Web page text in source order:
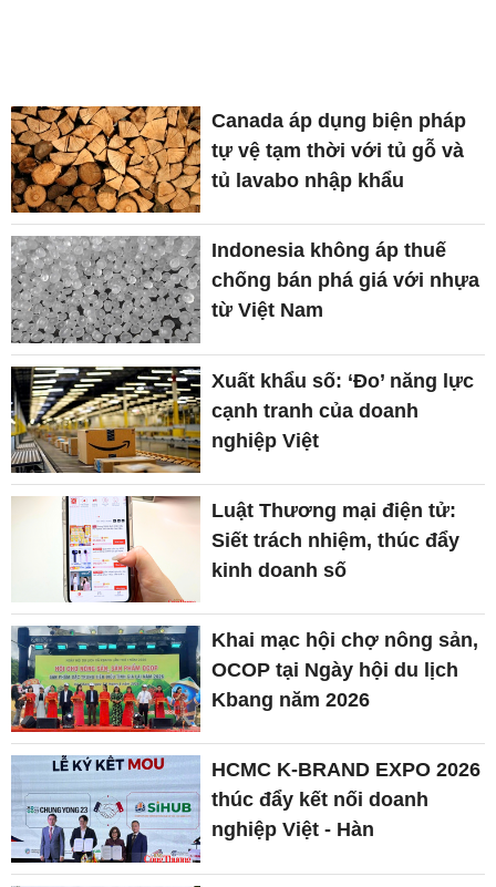
Canada áp dụng biện pháp
tự vệ tạm thời với tủ gỗ và
tủ lavabo nhập khẩu
Indonesia không áp thuế
chống bán phá giá với nhựa
từ Việt Nam
Xuất khẩu số: ‘Đo’ năng lực
cạnh tranh của doanh
nghiệp Việt
Luật Thương mại điện tử:
Siết trách nhiệm, thúc đẩy
kinh doanh số
Khai mạc hội chợ nông sản,
OCOP tại Ngày hội du lịch
Kbang năm 2026
HCMC K-BRAND EXPO 2026
thúc đẩy kết nối doanh
nghiệp Việt - Hàn